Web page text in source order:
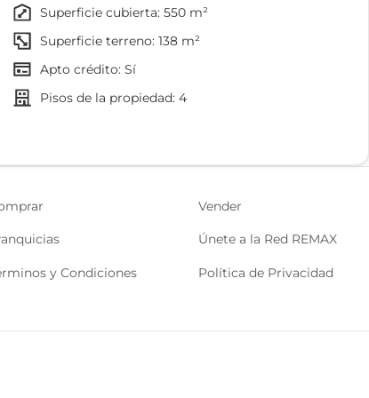
con bajo CAPEX.
(145–150 m² cada una).
para remodelación contemporánea.
retail, cafetería o showroom de alto tráfico.
o restaurante de segundo nivel.
con potencial para espacios residenciales o
superficie cubierta: 550 m²
superficie terreno: 138 m²
Apto crédito: Sí
pisos de la propiedad: 4
Vender
Únete a la Red REMAX
y Condiciones Política de Privacidad